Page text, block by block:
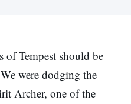
of Tempest should be
were dodging the
Archer, one of the